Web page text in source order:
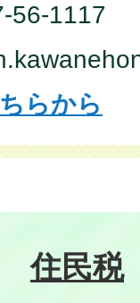
56-1117
らから
住民税